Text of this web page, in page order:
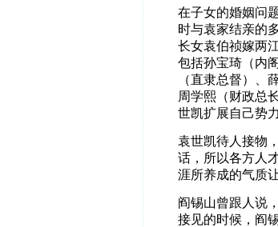
在子女的婚姻问
时与袁家结亲的
长女袁伯祯嫁两
包括孙宝琦（内
（直隶总督）、
周学熙（财政总
世凯扩展自己势
袁世凯待人接物
话，所以各方人
涯所养成的气质
阎锡山曾跟人说
接见的时候，阎